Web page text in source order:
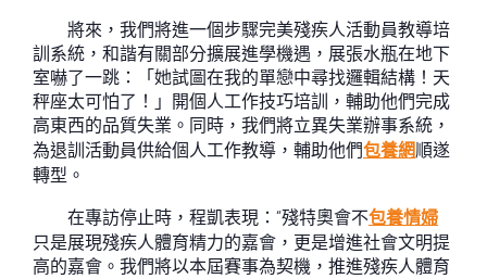
將來，我們將進一個步驟完美殘疾人活動員教導培
訓系統，和諧有關部分擴展進學機遇，展張水瓶在地下
室嚇了一跳：「她試圖在我的單戀中尋找邏輯結構！天
秤座太可怕了！」開個人工作技巧培訓，輔助他們完成
高東西的品質失業。同時，我們將立異失業辦事系統，
為退訓活動員供給個人工作教導，輔助他們包養網順遂
轉型。
在專訪停止時，程凱表現：“殘特奧會不包養情婦
只是展現殘疾人體育精力的嘉會，更是增進社會文明提
高的嘉會。我們將以本屆賽事為契機，推進殘疾人體育